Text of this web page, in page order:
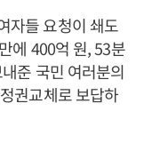
자들 요청이 쇄도
에 400억 원, 53분
준 국민 여러분의
권교체로 보답하